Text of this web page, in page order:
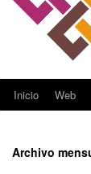
Saltar
contenido
Inicio Web
Archivo